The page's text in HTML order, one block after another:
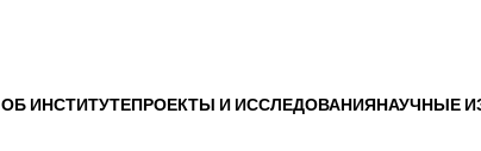
ОБ ИНСТИТУТЕПРОЕКТЫ И ИССЛЕДОВАНИЯНАУЧНЫЕ